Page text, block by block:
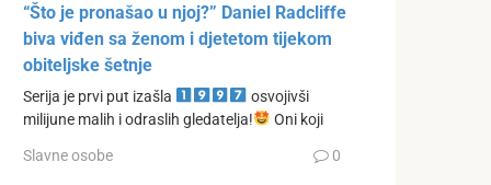
“Što je pronašao u njoj?” Daniel Radcliffe
biva viđen sa ženom i djetetom tijekom
obiteljske šetnje
Serija je prvi put izašla
osvojivši
milijune malih i odraslih gledatelja!
Oni koji
Slavne osobe 0